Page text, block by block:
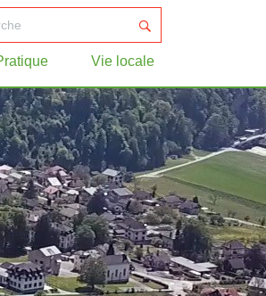
Vie locale